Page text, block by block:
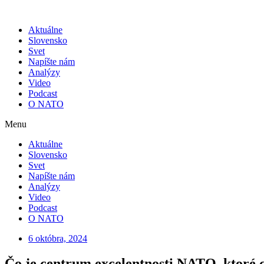
contentAktuálne
Slovensko
Svet
Napíšte nám
Analýzy
Video
Podcast
O NATO
Menu
Aktuálne
Slovensko
Svet
Napíšte nám
Analýzy
Video
Podcast
O NATO
6 októbra, 2024